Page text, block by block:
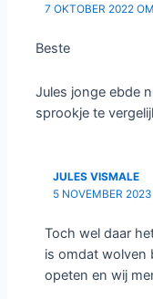
7 OKTOBER 2022
Beste
Jules jonge ebde
sprookje te
JULES VISMALE
5 NOVEMBER
Toch wel daar
is omdat wolven
opeten en wij